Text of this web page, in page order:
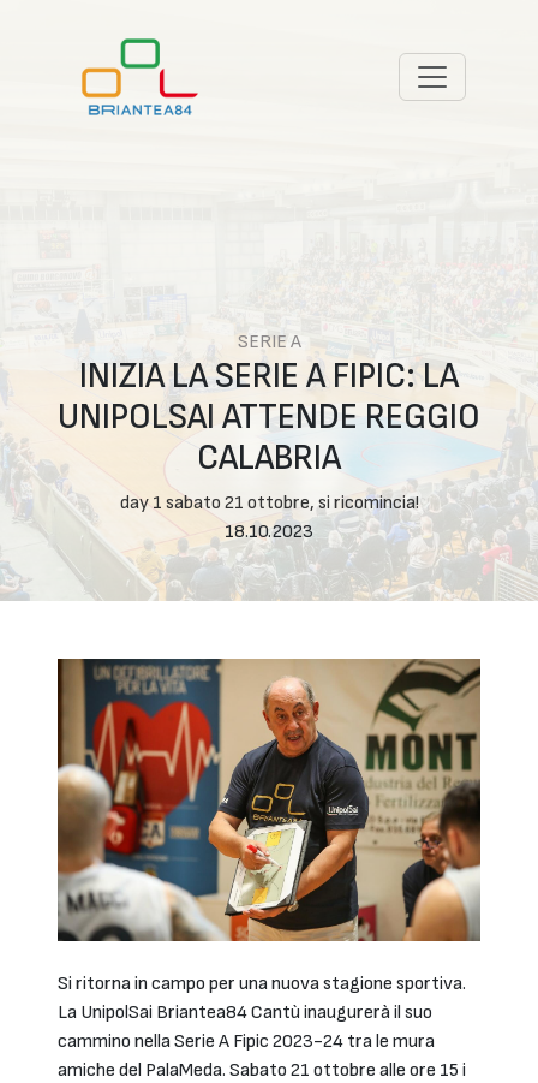
SERIE A
INIZIA LA SERIE A FIPIC: LA
UNIPOLSAI ATTENDE REGGIO
CALABRIA
day 1 sabato 21 ottobre, si ricomincia!
18.10.2023
Si ritorna in campo per una nuova stagione sportiva.
La UnipolSai Briantea84 Cantù inaugurerà il suo
cammino nella Serie A Fipic 2023-24 tra le mura
amiche del PalaMeda. Sabato 21 ottobre alle ore 15 i